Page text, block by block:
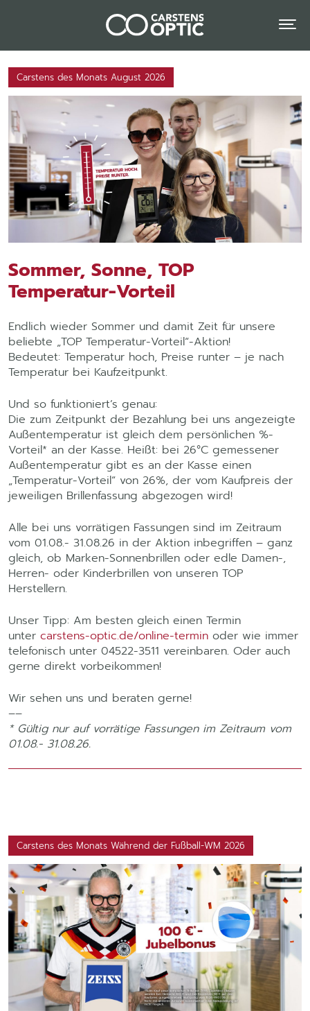
Carstens des Monats August 2026
Sommer, Sonne, TOP
Temperatur-Vorteil
Endlich wieder Sommer und damit Zeit für unsere
beliebte „TOP Temperatur-Vorteil“-Aktion!
Bedeutet: Temperatur hoch, Preise runter – je nach
Temperatur bei Kaufzeitpunkt.
Und so funktioniert’s genau:
Die zum Zeitpunkt der Bezahlung bei uns angezeigte
Außentemperatur ist gleich dem persönlichen %-
Vorteil* an der Kasse. Heißt: bei 26°C gemessener
Außentemperatur gibt es an der Kasse einen
„Temperatur-Vorteil“ von 26%, der vom Kaufpreis der
jeweiligen Brillenfassung abgezogen wird!
Alle bei uns vorrätigen Fassungen sind im Zeitraum
vom 01.08.- 31.08.26 in der Aktion inbegriffen – ganz
gleich, ob Marken-Sonnenbrillen oder edle Damen-,
Herren- oder Kinderbrillen von unseren TOP
Herstellern.
Unser Tipp: Am besten gleich einen Termin
unter carstens-optic.de/online-termin oder wie immer
telefonisch unter 04522-3511 vereinbaren. Oder auch
gerne direkt vorbeikommen!
Wir sehen uns und beraten gerne!
––
* Gültig nur auf vorrätige Fassungen im Zeitraum vom
01.08.- 31.08.26.
Carstens des Monats Während der Fußball-WM 2026